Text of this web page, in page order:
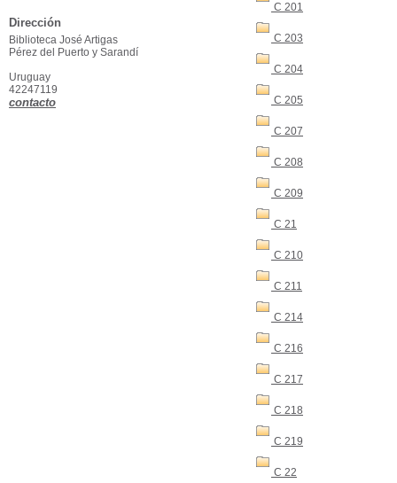
C 201
C 203
C 204
C 205
C 207
C 208
C 209
C 21
C 210
C 211
C 214
C 216
C 217
C 218
C 219
C 22
Dirección
Biblioteca José Artigas
Pérez del Puerto y Sarandí
Uruguay
42247119
contacto